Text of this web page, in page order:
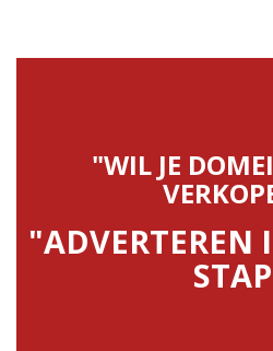
"WIL JE
"ADVERTEREN